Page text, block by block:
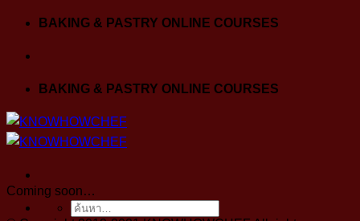
Skip
content
BAKING & PASTRY ONLINE COURSES
BAKING & PASTRY ONLINE COURSES
ค้นหา:
Coming soon…